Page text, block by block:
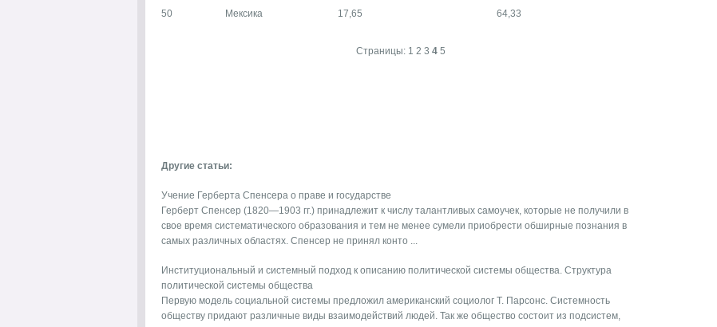
50 Мексика 17,65 64,33
Страницы: 1 2 3 4 5
Другие статьи:
Учение Герберта Спенсера о праве и государстве
Герберт Спенсер (1820—1903 гг.) принадлежит к числу талантливых самоучек, которые не получили в
свое время систематического образования и тем не менее сумели приобрести обширные познания в
самых различных областях. Спенсер не принял конто ...
Институциональный и системный подход к описанию политической системы общества. Структура
политической системы общества
Первую модель социальной системы предложил американский социолог Т. Парсонс. Системность
обществу придают различные виды взаимодействий людей. Так же общество состоит из подсистем,